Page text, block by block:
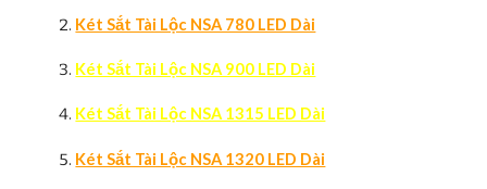
Két Sắt Tài Lộc NSA 780 LED Dài
Két Sắt Tài Lộc NSA 900 LED Dài
Két Sắt Tài Lộc NSA 1315 LED Dài
Két Sắt Tài Lộc NSA 1320 LED Dài